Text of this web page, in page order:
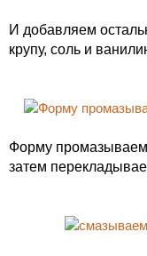
И добавляем
крупу, соль и
Форму
затем